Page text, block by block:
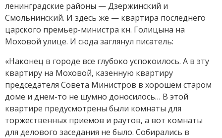
ленинградские районы — Дзержинский и
Смольнинский. И здесь же — квартира последнего
царского премьер-министра кн. Голицына на
Моховой улице. И сюда заглянул писатель:
«Наконец в городе все глубоко успокоилось. А в эту
квартиру на Моховой, казен­ную квартиру
председателя Совета Министров в хорошем старом
доме и днем-то не шум­но доносилось… В этой
квартире предусмотрены были комнаты для
торжественных прие­мов и раутов, а вот комнаты
для делового заседания не было. Собирались в